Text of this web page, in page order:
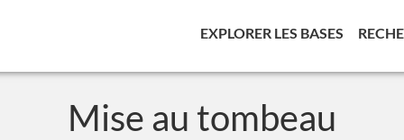
EXPLORER LES BASES
Mise au tombeau